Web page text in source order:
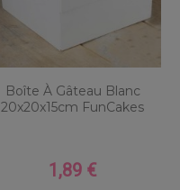
Boîte À Gâteau Blanc
20x20x15cm FunCakes
Prix
1,89 €